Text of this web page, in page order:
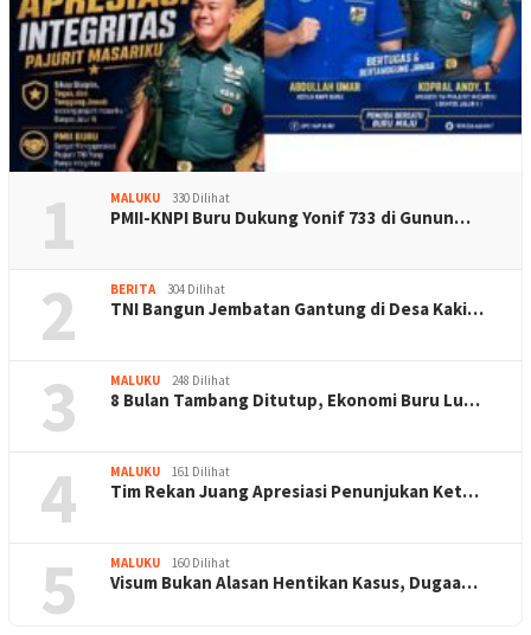
1 MALUKU 330 Dilihat
PMII-KNPI Buru Dukung Yonif 733 di Gunun…
2 BERITA 304 Dilihat
TNI Bangun Jembatan Gantung di Desa Kaki…
3 MALUKU 248 Dilihat
8 Bulan Tambang Ditutup, Ekonomi Buru Lu…
4 MALUKU 161 Dilihat
Tim Rekan Juang Apresiasi Penunjukan Ket…
5 MALUKU 160 Dilihat
Visum Bukan Alasan Hentikan Kasus, Dugaa…